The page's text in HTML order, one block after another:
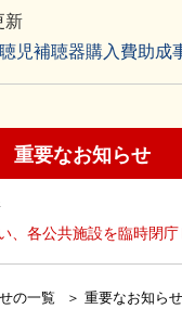
新
児補聴器購入費助成
重要なお知らせ
、各公共施設を臨時閉庁
の一覧 重要なお知ら